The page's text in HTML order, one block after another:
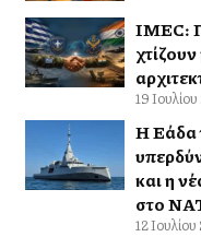
IMEC:
19
Η
και η
στο
12